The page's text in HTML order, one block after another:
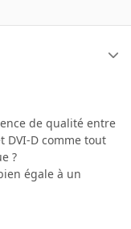
de qualité entre
DVI-D comme tout
?
égale à un